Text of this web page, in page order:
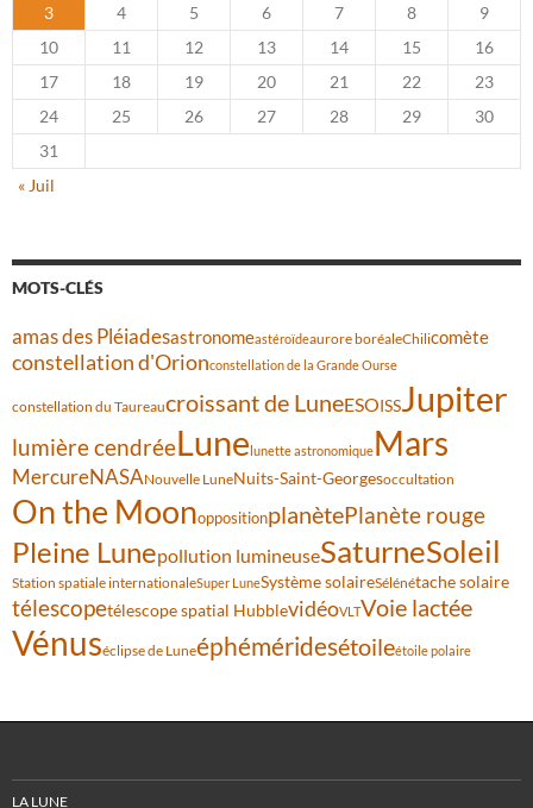
3
4 5 6 7 8
9
10
11 12 13 14 15
16
17
18 19 20 21 22
23
24
25 26 27 28 29
30
31
« Juil
MOTS-CLÉS
amas des Pléiadesastronomeastéroïdeaurore boréaleChilicomète
constellation d'Orionconstellation de la Grande Ourse
constellation du Taureaucroissant de LuneESOISSJupiter
lumière cendréeLunelunette astronomiqueMars
MercureNASANouvelle LuneNuits-Saint-Georgesoccultation
On the MoonoppositionplanètePlanète rouge
Pleine Lunepollution lumineuseSaturneSoleil
Station spatiale internationaleSuper LuneSystème solaireSélénétache solaire
télescopetélescope spatial HubblevidéoVLTVoie lactée
Vénuséclipse de Luneéphéméridesétoileétoile polaire
LA LUNE